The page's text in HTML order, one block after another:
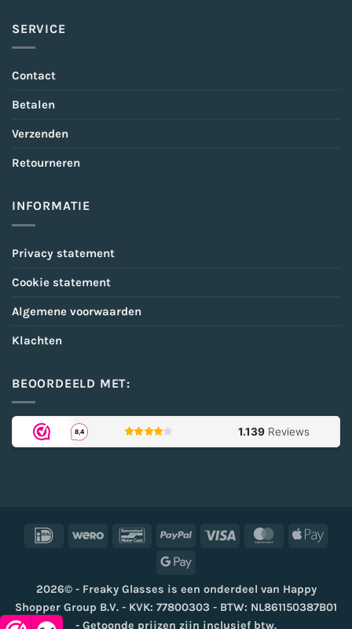
SERVICE
Contact
Betalen
Verzenden
Retourneren
INFORMATIE
Privacy statement
Cookie statement
Algemene voorwaarden
Klachten
BEOORDEELD MET:
IDeal Wero BancontactPayPal Visa MasterCard
Google
2026© - Freaky Glasses is een onderdeel van Happy
Shopper Group B.V. - KVK: 77800303 - BTW: NL861150387B01
- Getoonde prijzen zijn inclusief btw.